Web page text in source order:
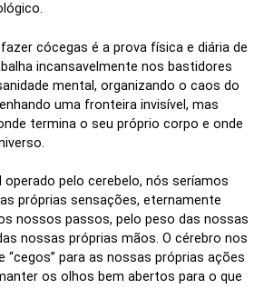
cócegas é a prova física e diária de
incansavelmente nos bastidores
mental, organizando o caos do
uma fronteira invisível, mas
termina o seu próprio corpo e onde
pelo cerebelo, nós seríamos
próprias sensações, eternamente
nossos passos, pelo peso das nossas
nossas próprias mãos. O cérebro nos
“cegos” para as nossas próprias ações
os olhos bem abertos para o que